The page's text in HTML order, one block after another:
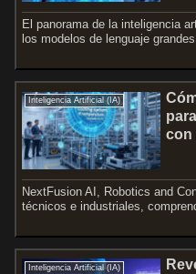
El panorama de la inteligencia
los modelos de lenguaje
Inteligencia Artificial (IA)
con
NextFusion AI, Robotics and
técnicos e industriales,
Inteligencia Artificial (IA)